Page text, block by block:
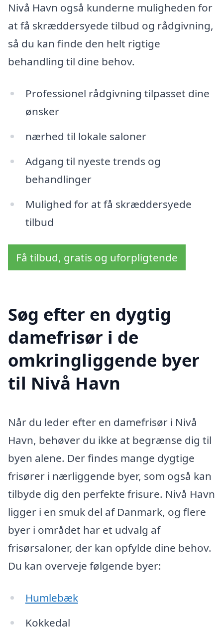
Nivå Havn også kunderne muligheden for
at få skræddersyede tilbud og rådgivning,
så du kan finde den helt rigtige
behandling til dine behov.
Professionel rådgivning tilpasset dine
ønsker
nærhed til lokale saloner
Adgang til nyeste trends og
behandlinger
Mulighed for at få skræddersyede
tilbud
Få tilbud, gratis og uforpligtende
Søg efter en dygtig
damefrisør i de
omkringliggende byer
til Nivå Havn
Når du leder efter en damefrisør i Nivå
Havn, behøver du ikke at begrænse dig til
byen alene. Der findes mange dygtige
frisører i nærliggende byer, som også kan
tilbyde dig den perfekte frisure. Nivå Havn
ligger i en smuk del af Danmark, og flere
byer i området har et udvalg af
frisørsaloner, der kan opfylde dine behov.
Du kan overveje følgende byer:
Humlebæk
Kokkedal